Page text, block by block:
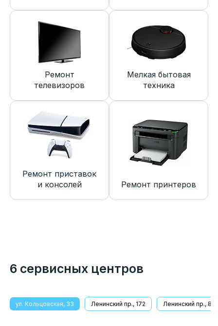
Ремонт
телевизоров
Мелкая бытовая
техника
Ремонт приставок
и консолей
Ремонт принтеров
6 сервисных центров
ул. Кольцовская, 33 Ленинский пр., 172 Ленинский пр., 8/1